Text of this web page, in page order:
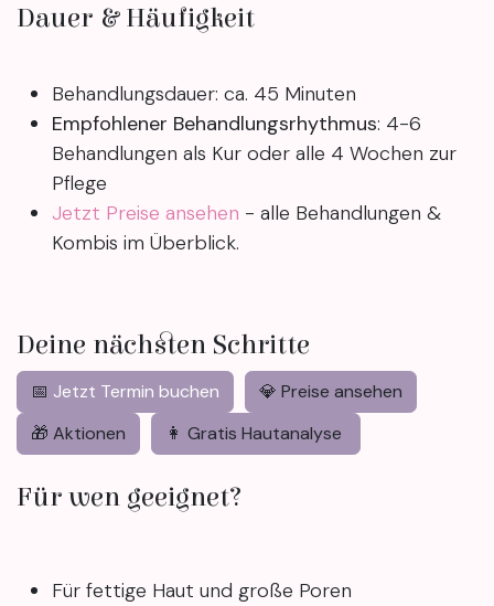
Dauer & Häufigkeit
Behandlungsdauer: ca. 45 Minuten
Empfohlener Behandlungsrhythmus: 4-6
Behandlungen als Kur oder alle 4 Wochen zur
Pflege
Jetzt Preise ansehen - alle Behandlungen &
Kombis im Überblick.
Deine nächsten Schritte
📅 Jetzt Termin buchen
💎 Preise ansehen
🎁 Aktionen
👩 Gratis Hautanalyse
Für wen geeignet?
Für fettige Haut und große Poren